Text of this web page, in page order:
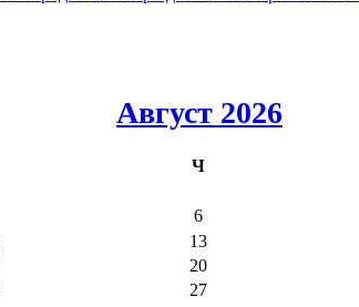
Август 2026
Ч
6
13
20
27